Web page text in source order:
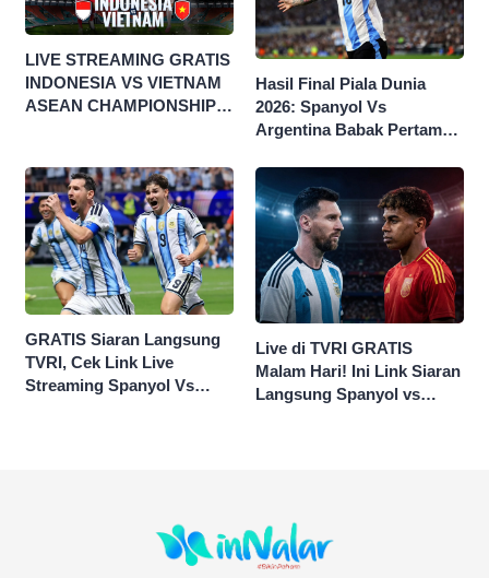
LIVE STREAMING GRATIS
INDONESIA VS VIETNAM
ASEAN CHAMPIONSHIP
Hasil Final Piala Dunia
2026: Spanyol Vs
Argentina Babak Pertama
GRATIS Siaran Langsung
TVRI, Cek Link Live
Streaming Spanyol Vs
Live di TVRI GRATIS
Malam Hari! Ini Link Siaran
Langsung Spanyol vs